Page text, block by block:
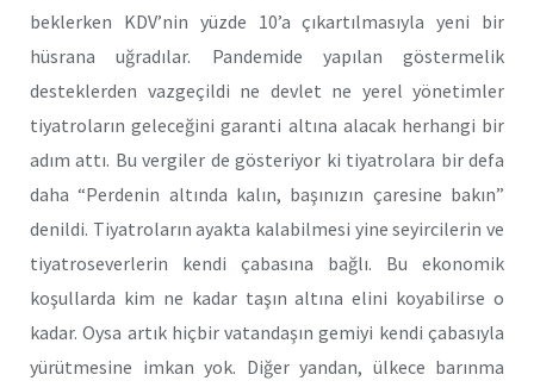
beklerken KDV’nin yüzde 10’a çıkartılmasıyla yeni bir
hüsrana uğradılar. Pandemide yapılan göstermelik
desteklerden vazgeçildi ne devlet ne yerel yönetimler
tiyatroların geleceğini garanti altına alacak herhangi bir
adım attı. Bu vergiler de gösteriyor ki tiyatrolara bir defa
daha “Perdenin altında kalın, başınızın çaresine bakın”
denildi. Tiyatroların ayakta kalabilmesi yine seyircilerin ve
tiyatroseverlerin kendi çabasına bağlı. Bu ekonomik
koşullarda kim ne kadar taşın altına elini koyabilirse o
kadar. Oysa artık hiçbir vatandaşın gemiyi kendi çabasıyla
yürütmesine imkan yok. Diğer yandan, ülkece barınma